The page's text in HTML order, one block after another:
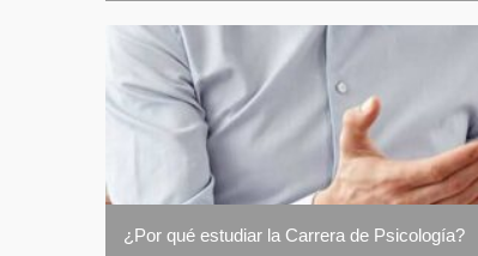
¿Por qué estudiar la Carrera de Psicología?